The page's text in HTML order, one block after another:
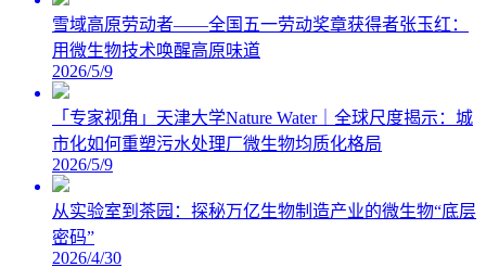
雪域高原劳动者——全国五一劳动奖章获得者张玉红：
用微生物技术唤醒高原味道
2026/5/9
「专家视角」天津大学Nature Water｜全球尺度揭示：城
市化如何重塑污水处理厂微生物均质化格局
2026/5/9
从实验室到茶园：探秘万亿生物制造产业的微生物“底层
密码”
2026/4/30